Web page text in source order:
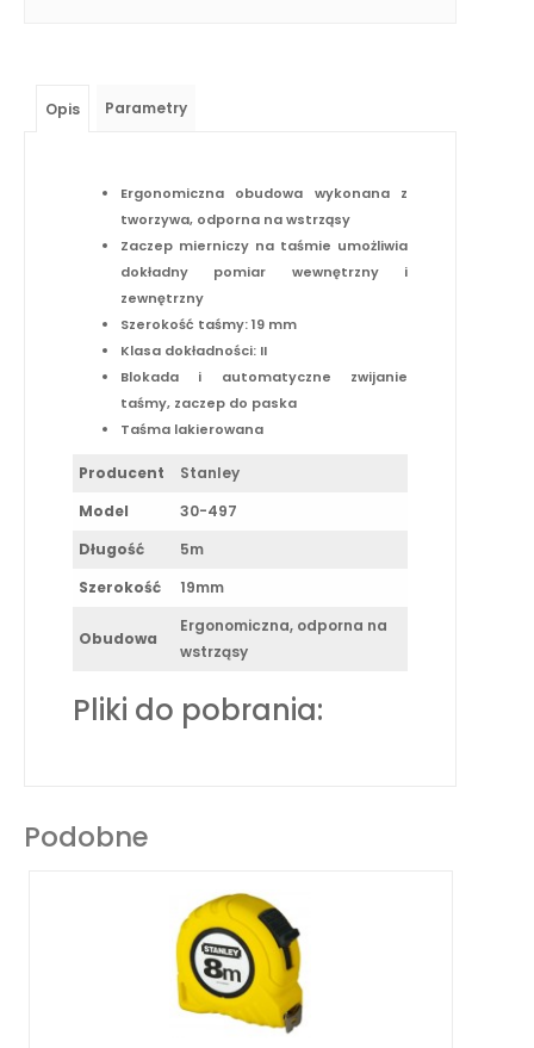
Opis Parametry
Ergonomiczna obudowa wykonana z
tworzywa, odporna na wstrząsy
Zaczep mierniczy na taśmie umożliwia
dokładny pomiar wewnętrzny i
zewnętrzny
Szerokość taśmy: 19 mm
Klasa dokładności: II
Blokada i automatyczne zwijanie
taśmy, zaczep do paska
Taśma lakierowana
Producent
Stanley
Model
30-497
Długość
5m
Szerokość
19mm
Obudowa
Ergonomiczna, odporna na
wstrząsy
Pliki do pobrania:
Podobne